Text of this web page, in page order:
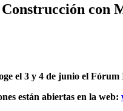
con
el 3 y 4 de junio el
están abiertas en la web: